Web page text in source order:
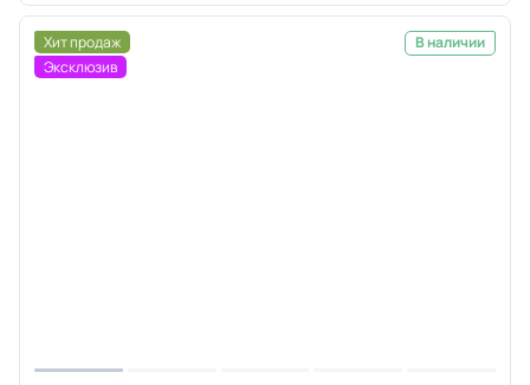
Хит продаж
Эксклюзив
В наличии